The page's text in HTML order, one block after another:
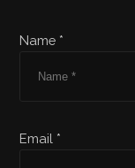
Name *
Email *